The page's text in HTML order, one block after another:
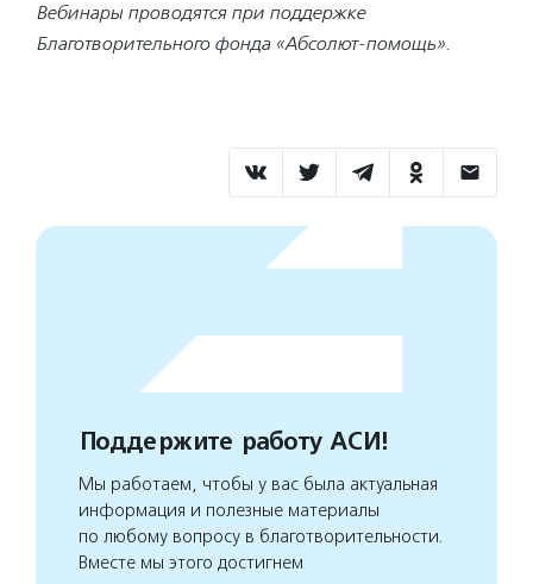
Вебинары проводятся при поддержке
Благотворительного фонда «Абсолют-помощь».
Поддержите работу АСИ!
Мы работаем, чтобы у вас была актуальная
информация и полезные материалы
по любому вопросу в благотворительности.
Вместе мы этого достигнем